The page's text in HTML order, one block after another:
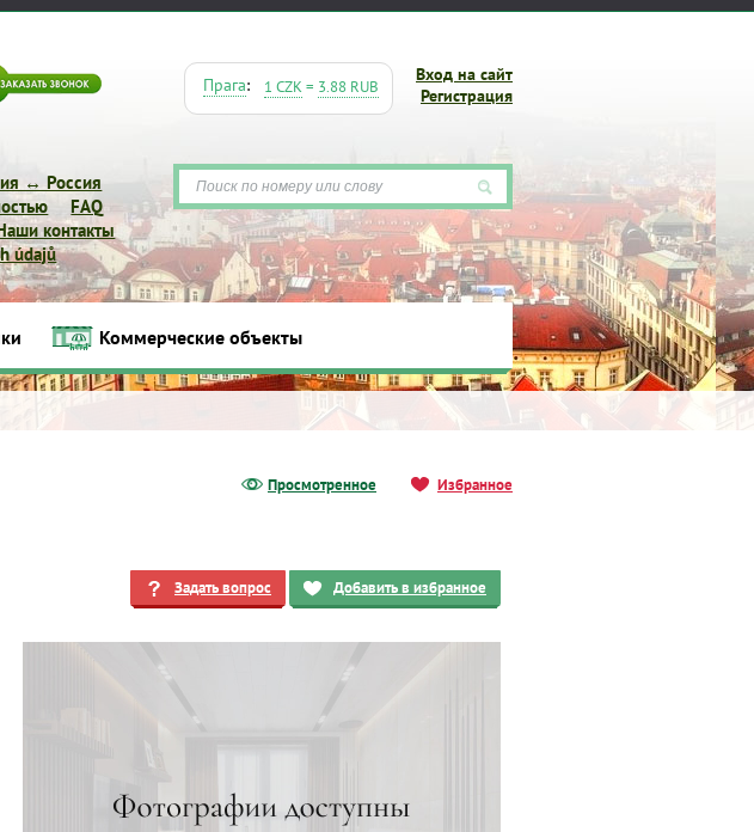
Вход на сайт
Регистрация
Прага: 1 CZK= 3.88 RUB
↔ Россия
FAQ
контакты
údajů
Коммерческие объекты
Просмотренное Избранное
Задать вопрос Добавить в избранное